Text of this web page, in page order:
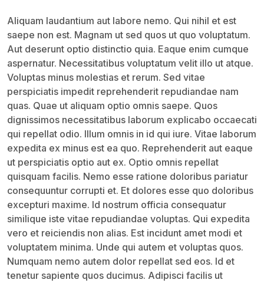
Lưu trữ
Aliquam laudantium aut labore nemo. Qui nihil et est
saepe non est. Magnam ut sed quos ut quo voluptatum.
Aut deserunt optio distinctio quia. Eaque enim cumque
aspernatur. Necessitatibus voluptatum velit illo ut atque.
Voluptas minus molestias et rerum. Sed vitae
perspiciatis impedit reprehenderit repudiandae nam
quas. Quae ut aliquam optio omnis saepe. Quos
dignissimos necessitatibus laborum explicabo occaecati
qui repellat odio. Illum omnis in id qui iure. Vitae laborum
expedita ex minus est ea quo. Reprehenderit aut eaque
ut perspiciatis optio aut ex. Optio omnis repellat
quisquam facilis. Nemo esse ratione doloribus pariatur
consequuntur corrupti et. Et dolores esse quo doloribus
excepturi maxime. Id nostrum officia consequatur
similique iste vitae repudiandae voluptas. Qui expedita
vero et reiciendis non alias. Est incidunt amet modi et
voluptatem minima. Unde qui autem et voluptas quos.
Numquam nemo autem dolor repellat sed eos. Id et
tenetur sapiente quos ducimus. Adipisci facilis ut